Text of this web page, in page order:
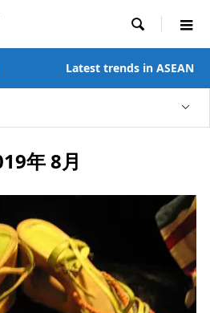

Latest trends in ASEAN
年 8月